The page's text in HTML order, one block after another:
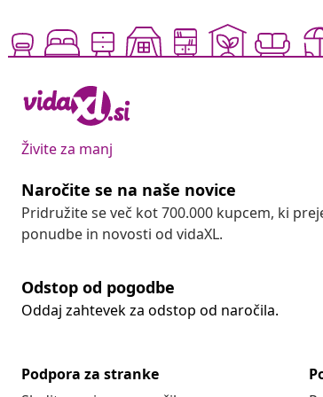
Živite za manj
Naročite se na naše novice
Pridružite se več kot 700.000 kupcem, ki
ponudbe in novosti od vidaXL.
Odstop od pogodbe
Oddaj zahtevek za odstop od naročila.
Podpora za stranke